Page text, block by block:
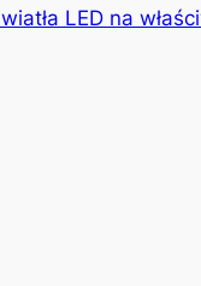
LED na